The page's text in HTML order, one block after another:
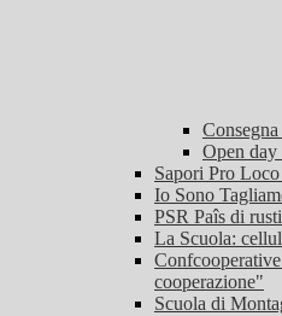
Open day
Sapori Pro
Io Sono
PSR Paîs di
La Scuola:
cooperazione"
Scuola di